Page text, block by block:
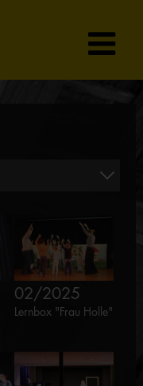
02/2025
Lernbox "Frau Holle"